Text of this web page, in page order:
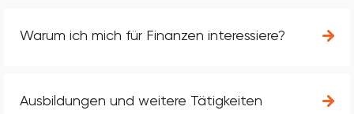
Warum ich mich für Finanzen interessiere?
Ausbildungen und weitere Tätigkeiten